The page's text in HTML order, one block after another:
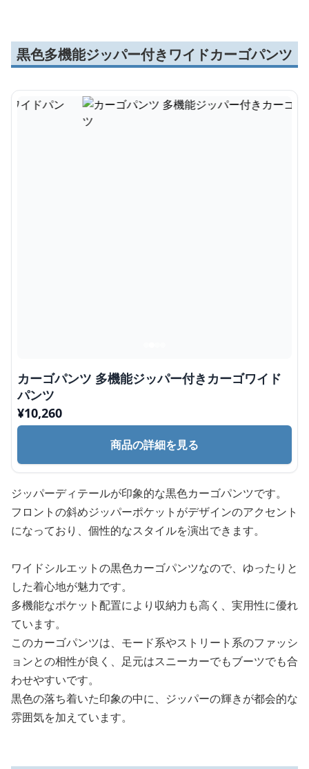
黒色多機能ジッパー付きワイドカーゴパンツ
カーゴパンツ 多機能ジッパー付きカーゴワイド
パンツ
¥10,260
商品の詳細を見る
ジッパーディテールが印象的な黒色カーゴパンツです。
フロントの斜めジッパーポケットがデザインのアクセント
になっており、個性的なスタイルを演出できます。
ワイドシルエットの黒色カーゴパンツなので、ゆったりと
した着心地が魅力です。
多機能なポケット配置により収納力も高く、実用性に優れ
ています。
このカーゴパンツは、モード系やストリート系のファッシ
ョンとの相性が良く、足元はスニーカーでもブーツでも合
わせやすいです。
黒色の落ち着いた印象の中に、ジッパーの輝きが都会的な
雰囲気を加えています。